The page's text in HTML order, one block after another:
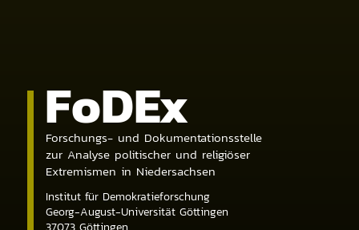
FoDEx
Forschungs- und Dokumentationsstelle
zur Analyse politischer und religiöser
Extremismen in Niedersachsen
Institut für Demokratieforschung
Georg-August-Universität Göttingen